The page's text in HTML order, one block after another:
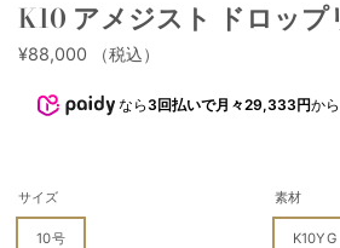
K10 アメジスト ドロップ
¥88,000 （税込）
なら 3回払いで月々29,333円か
サイズ
10号
素材
K10YG